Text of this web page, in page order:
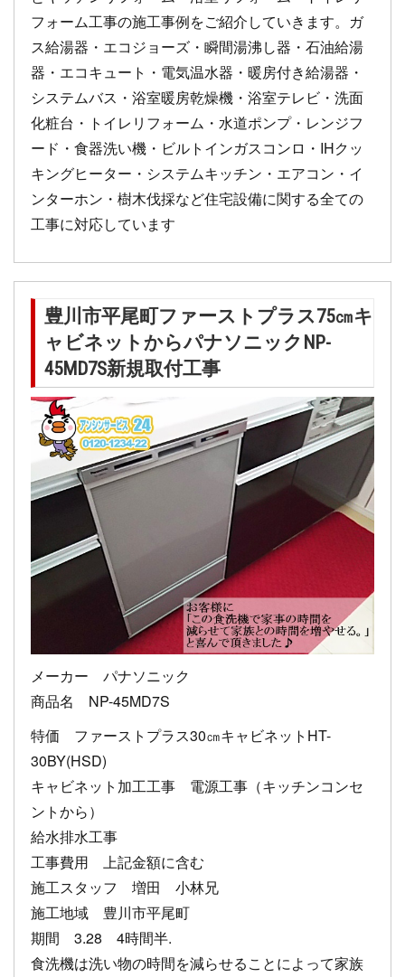
フォーム工事の施工事例をご紹介していきます。ガ
ス給湯器・エコジョーズ・瞬間湯沸し器・石油給湯
器・エコキュート・電気温水器・暖房付き給湯器・
システムバス・浴室暖房乾燥機・浴室テレビ・洗面
化粧台・トイレリフォーム・水道ポンプ・レンジフ
ード・食器洗い機・ビルトインガスコンロ・IHクッ
キングヒーター・システムキッチン・エアコン・イ
ンターホン・樹木伐採など住宅設備に関する全ての
工事に対応しています
豊川市平尾町ファーストプラス75㎝キ
ャビネットからパナソニックNP-
45MD7S新規取付工事
メーカー パナソニック
商品名 NP-45MD7S
特価 ファーストプラス30㎝キャビネットHT-
30BY(HSD)
キャビネット加工工事 電源工事（キッチンコンセ
ントから）
給水排水工事
工事費用 上記金額に含む
施工スタッフ 増田 小林兄
施工地域 豊川市平尾町
期間 3.28 4時間半.
食洗機は洗い物の時間を減らせることによって家族